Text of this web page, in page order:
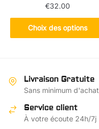
€32.00
Choix des options
Ce
produit
variations.
peuvent
être
Livraison Gratuite
Sans minimum d'achat
Service client
À votre écoute 24h/7j